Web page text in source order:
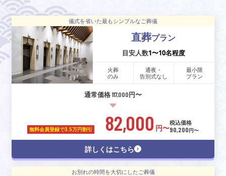
儀式を省いた最もシンプルなご葬儀
直葬プラン
目安人数1〜10名程度
火葬
のみ
通夜・
告別式なし
最小限
プラン
通常価格 117,000円〜
無料会員登録で3.5万円割引 82,000 円〜
税込価格
90,200円〜
詳しくはこちら
お別れの時間を大切にしたご葬儀